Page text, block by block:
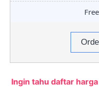
Ingin tahu daftar